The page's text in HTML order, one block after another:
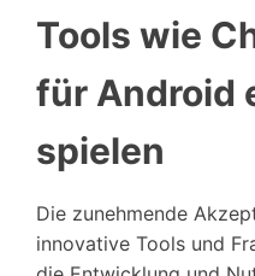
Tools wie
für Android
spielen
Die zunehmende
innovative Tools und